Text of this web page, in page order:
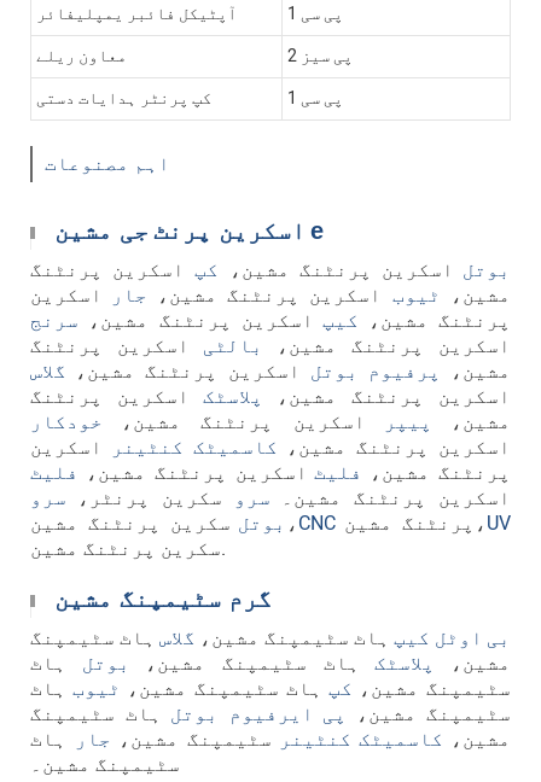
آپٹیکل فائبر یمپلیفائر
1 پی سی
معاون ریلے
2 پی سیز
کپ پرنٹر ہدایات دستی
1 پی سی
اہم مصنوعات
اسکرین پرنٹ جی مشین e
بوتل اسکرین پرنٹنگ مشین، کپاسکرین پرنٹنگ
مشین، ٹیوب اسکرین پرنٹنگ مشین، جار
اسکرین
پرنٹنگ مشین، کیپ اسکرین پرنٹنگ مشین، سرنج
اسکرین پرنٹنگ مشین،
بالٹی
اسکرین پرنٹنگ
مشین، پرفیوم بوتل اسکرین پرنٹنگ مشین، گلاس
اسکرین پرنٹنگ مشین،
پلاسٹک
اسکرین پرنٹنگ
مشین،
پیپر اسکرین پرنٹنگ مشین،
خودکار
اسکرین پرنٹنگ مشین، کاسمیٹک کنٹینر
اسکرین
پرنٹنگ مشین، فلیٹ اسکرین پرنٹنگ مشین، فلیٹ
اسکرین پرنٹنگ مشین۔ سرو سکرین پرنٹر، سرو
بوتل سکرین پرنٹنگ مشین،CNC پرنٹنگ مشین،UV
سکرین پرنٹنگ مشین.
گرم سٹیمپنگ مشین
بی اوٹل کیپ ہاٹ سٹیمپنگ مشین، گلاس ہاٹ سٹیمپنگ
مشین،
پلاسٹک ہاٹ سٹیمپنگ مشین، بوتل
ہاٹ
سٹیمپنگ مشین، کپ ہاٹ سٹیمپنگ مشین، ٹیوب ہاٹ
سٹیمپنگ مشین، پی ایرفیوم بوتل ہاٹ سٹیمپنگ
مشین، کاسمیٹک کنٹینر سٹیمپنگ مشین، جار
ہاٹ
سٹیمپنگ مشین۔